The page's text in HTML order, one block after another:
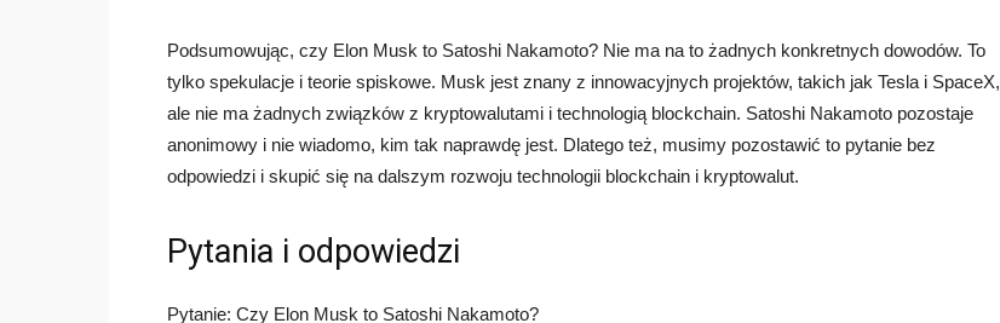
Podsumowując, czy Elon Musk to Satoshi Nakamoto? Nie ma na to żadnych konkretnych dowodów. To
tylko spekulacje i teorie spiskowe. Musk jest znany z innowacyjnych projektów, takich jak Tesla i SpaceX,
ale nie ma żadnych związków z kryptowalutami i technologią blockchain. Satoshi Nakamoto pozostaje
anonimowy i nie wiadomo, kim tak naprawdę jest. Dlatego też, musimy pozostawić to pytanie bez
odpowiedzi i skupić się na dalszym rozwoju technologii blockchain i kryptowalut.
Pytania i odpowiedzi
Pytanie: Czy Elon Musk to Satoshi Nakamoto?